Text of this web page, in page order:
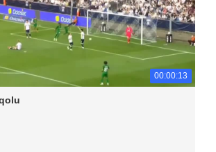
00:00:13